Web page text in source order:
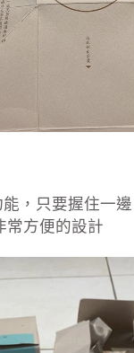
，只要握住一
常方便的設計